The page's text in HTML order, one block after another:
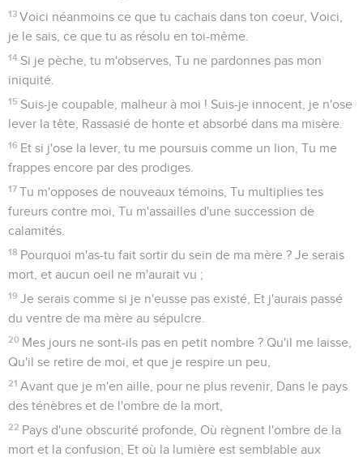
13 Voici néanmoins ce que tu cachais dans ton coeur, Voici,
je le sais, ce que tu as résolu en toi-même.
14 Si je pèche, tu m'observes, Tu ne pardonnes pas mon
iniquité.
15 Suis-je coupable, malheur à moi ! Suis-je innocent, je n'ose
lever la tête, Rassasié de honte et absorbé dans ma misère.
16 Et si j'ose la lever, tu me poursuis comme un lion, Tu me
frappes encore par des prodiges.
17 Tu m'opposes de nouveaux témoins, Tu multiplies tes
fureurs contre moi, Tu m'assailles d'une succession de
calamités.
18 Pourquoi m'as-tu fait sortir du sein de ma mère ? Je serais
mort, et aucun oeil ne m'aurait vu ;
19 Je serais comme si je n'eusse pas existé, Et j'aurais passé
du ventre de ma mère au sépulcre.
20 Mes jours ne sont-ils pas en petit nombre ? Qu'il me laisse,
Qu'il se retire de moi, et que je respire un peu,
21 Avant que je m'en aille, pour ne plus revenir, Dans le pays
des ténèbres et de l'ombre de la mort,
22 Pays d'une obscurité profonde, Où règnent l'ombre de la
mort et la confusion, Et où la lumière est semblable aux